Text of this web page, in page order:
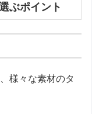
ぶポイント
様々な素材のタ